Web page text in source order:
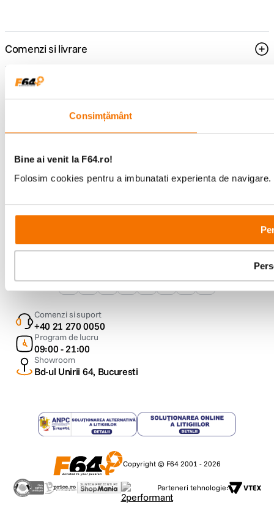
Consimțământ
Bine ai venit la F64.ro!
Folosim cookies pentru a imbunatati experienta de
Comenzi si livrare
Suport
Service si garantii
F64 Studio
Comenzi si suport
+40 21 270 0050
Program de lucru
09:00 - 21:00
Showroom
Bd-ul Unirii 64, Bucuresti
Copyright © F64 2001 - 2026
Parteneri tehnologie: